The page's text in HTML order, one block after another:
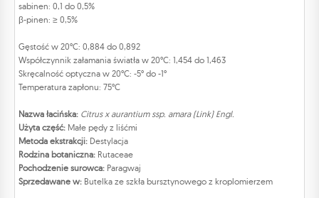
sabinen: 0,1 do 0,5%
β-pinen: ≥ 0,5%
Gęstość w 20°C: 0,884 do 0,892
Współczynnik załamania światła w 20°C: 1,454 do 1,463
Skręcalność optyczna w 20°C: -5° do -1°
Temperatura zapłonu: 75°C
Nazwa łacińska: Citrus x aurantium ssp. amara (Link) Engl.
Użyta część: Małe pędy z liśćmi
Metoda ekstrakcji: Destylacja
Rodzina botaniczna: Rutaceae
Pochodzenie surowca: Paragwaj
Sprzedawane w: Butelka ze szkła bursztynowego z kroplomierzem